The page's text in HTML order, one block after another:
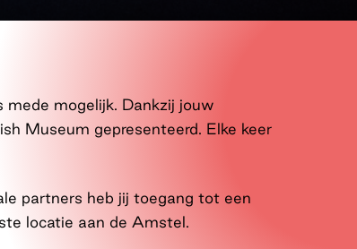
mogelijk. Dankzij jouw
Museum gepresenteerd. Elke keer
partners heb jij toegang tot een
locatie aan de Amstel.